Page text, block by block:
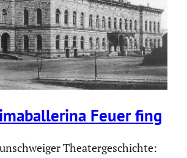
Feuer fing
Theatergeschichte: